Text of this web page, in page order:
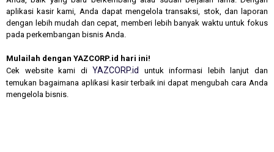
aplikasi kasir kami, Anda dapat mengelola transaksi, stok, dan laporan
dengan lebih mudah dan cepat, memberi lebih banyak waktu untuk fokus
pada perkembangan bisnis Anda.
Mulailah dengan YAZCORP.id hari ini!
Cek website kami di YAZCORP.id
untuk informasi lebih lanjut dan
temukan bagaimana aplikasi kasir terbaik ini dapat mengubah cara Anda
mengelola bisnis.